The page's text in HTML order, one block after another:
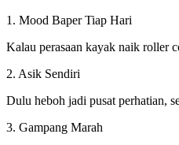
1. Mood Baper Tiap Hari
Kalau perasaan kayak naik roller
2. Asik Sendiri
Dulu heboh jadi pusat perhatian,
3. Gampang Marah